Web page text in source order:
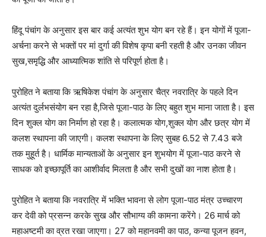
हिंदू पंचांग के अनुसार इस बार कई अत्यंत शुभ योग बन रहे हैं। इन योगों में पूजा-
अर्चना करने से भक्तों पर मां दुर्गा की विशेष कृपा बनी रहती है और उनका जीवन
सुख,समृद्धि और आध्यात्मिक शांति से परिपूर्ण होता है।
पुरोहित ने बताया कि ऋषिकेश पंचांग के अनुसार चैत्र नवरात्रि के पहले दिन
अत्यंत दुर्लभसंयोग बन रहा है,जिसे पूजा-पाठ के लिए बहुत शुभ माना जाता है। इस
दिन शुक्ल योग का निर्माण हो रहा है। कलात्मक योग,शुक्ल योग और छत्र योग में
कलश स्थापना की जाएगी। कलश स्थापना के लिए सुबह 6.52 से 7.43 बजे
तक मुहूर्त है। धार्मिक मान्यताओं के अनुसार इन शुभयोग में पूजा-पाठ करने से
साधक को इच्छापूर्ति का आशीर्वाद मिलता है और सभी दुखों का नाश होता है।
पुरोहित ने बताया कि नवरात्रि में भक्ति भावना से लोग पूजा-पाठ मंत्र उच्चारण
कर देवी को प्रसन्न करके सुख और सौभाग्य की कामना करेंगे। 26 मार्च को
महाअष्टमी का व्रत रखा जाएगा। 27 को महानवमी का पाठ, कन्या पूजन हवन,